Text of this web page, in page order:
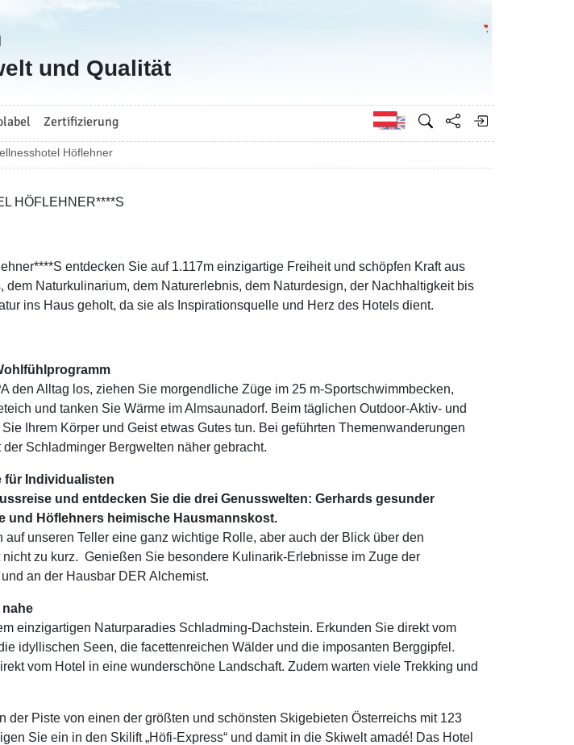
und Qualität
Zertifizierung Englisch
Höflehner
HÖFLEHNER****S
entdecken Sie auf 1.117m einzigartige Freiheit und schöpfen Kraft aus
dem Naturkulinarium, dem Naturerlebnis, dem Naturdesign, der Nachhaltigkeit bis
ins Haus geholt, da sie als Inspirationsquelle und Herz des Hotels dient.
den Alltag los, ziehen Sie morgendliche Züge im 25 m-Sportschwimmbecken,
und tanken Sie Wärme im Almsaunadorf. Beim täglichen Outdoor-Aktiv- und
Ihrem Körper und Geist etwas Gutes tun. Bei geführten Themenwanderungen
Schladminger Bergwelten näher gebracht.
für Individualisten
und entdecken Sie die drei Genusswelten: Gerhards gesunder
und Höflehners heimische Hausmannskost.
unseren Teller eine ganz wichtige Rolle, aber auch der Blick über den
nicht zu kurz. Genießen Sie besondere Kulinarik-Erlebnisse im Zuge der
an der Hausbar DER Alchemist.
nahe
einzigartigen Naturparadies Schladming-Dachstein. Erkunden Sie direkt vom
idyllischen Seen, die facettenreichen Wälder und die imposanten Berggipfel.
vom Hotel in eine wunderschöne Landschaft. Zudem warten viele Trekking und
der Piste von einen der größten und schönsten Skigebieten Österreichs mit 123
Sie ein in den Skilift „Höfi-Express“ und damit in die Skiwelt amadé! Das Hotel